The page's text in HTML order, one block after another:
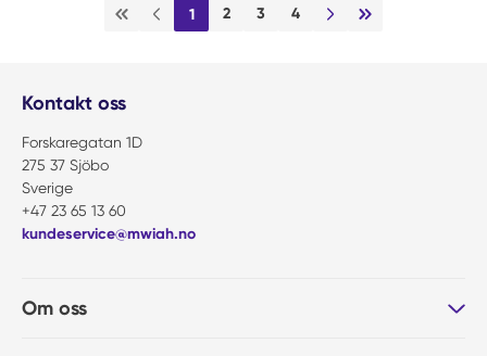
Første sideForrige side
1 2 3 4
Neste sideSiste side
Kontakt oss
Forskaregatan 1D
275 37 Sjöbo
Sverige
+47 23 65 13 60
kundeservice@mwiah.no
Om oss